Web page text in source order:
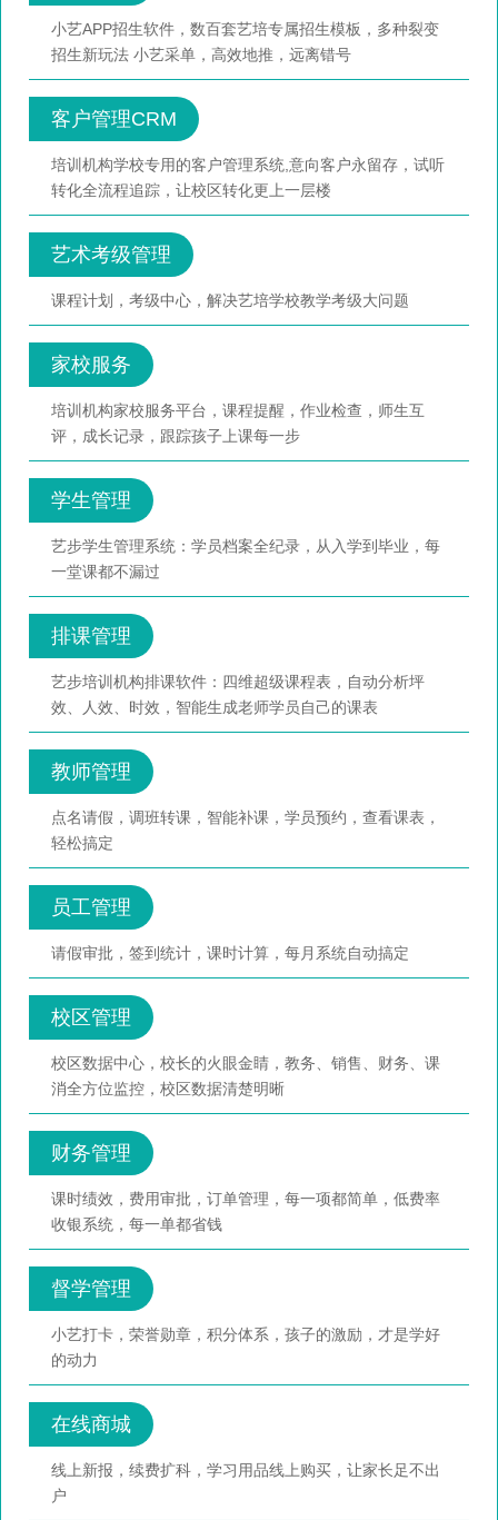
小艺APP招生软件，数百套艺培专属招生模板，多种裂变
招生新玩法 小艺采单，高效地推，远离错号
客户管理CRM
培训机构学校专用的客户管理系统,意向客户永留存，试听
转化全流程追踪，让校区转化更上一层楼
艺术考级管理
课程计划，考级中心，解决艺培学校教学考级大问题
家校服务
培训机构家校服务平台，课程提醒，作业检查，师生互
评，成长记录，跟踪孩子上课每一步
学生管理
艺步学生管理系统：学员档案全纪录，从入学到毕业，每
一堂课都不漏过
排课管理
艺步培训机构排课软件：四维超级课程表，自动分析坪
效、人效、时效，智能生成老师学员自己的课表
教师管理
点名请假，调班转课，智能补课，学员预约，查看课表，
轻松搞定
员工管理
请假审批，签到统计，课时计算，每月系统自动搞定
校区管理
校区数据中心，校长的火眼金睛，教务、销售、财务、课
消全方位监控，校区数据清楚明晰
财务管理
课时绩效，费用审批，订单管理，每一项都简单，低费率
收银系统，每一单都省钱
督学管理
小艺打卡，荣誉勋章，积分体系，孩子的激励，才是学好
的动力
在线商城
线上新报，续费扩科，学习用品线上购买，让家长足不出
户